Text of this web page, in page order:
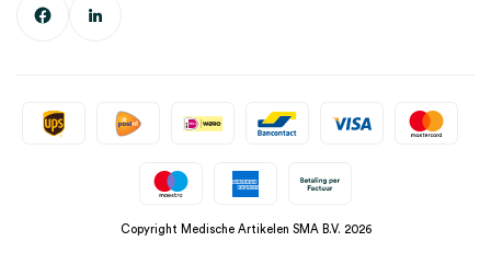
Copyright Medische Artikelen SMA B.V. 2026